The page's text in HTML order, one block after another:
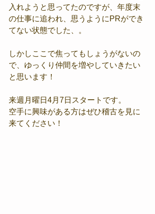
入れようと思ってたのですが、年度末
の仕事に追われ、思うようにPRができ
てない状態でした、。
しかしここで焦ってもしょうがないの
で、ゆっくり仲間を増やしていきたい
と思います！
来週月曜日4月7日スタートです。
空手に興味がある方はぜひ稽古を見に
来てください！